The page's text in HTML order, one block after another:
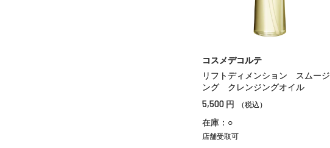
コスメデコルテ
リフトディメンション スムージ
ング クレンジングオイル
5,500 円 （税込）
在庫：○
店舗受取可